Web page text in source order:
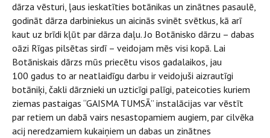
dārza vēsturi, ļaus ieskatīties botānikas un zinātnes pasaulē,
godināt dārza darbiniekus un aicinās svinēt svētkus, kā arī
kaut uz brīdi kļūt par dārza daļu. Jo Botānisko dārzu – dabas
oāzi Rīgas pilsētas sirdī – veidojam mēs visi kopā. Lai
Botāniskais dārzs mūs priecētu visos gadalaikos, jau
100 gadus to ar neatlaidīgu darbu ir veidojuši aizrautīgi
botāniķi, čakli dārznieki un uzticīgi palīgi, pateicoties kuriem
ziemas pastaigas “GAISMA TUMSĀ” instalācijas var vēstīt
par retiem un dabā vairs nesastopamiem augiem, par cilvēka
acij neredzamiem kukaiņiem un dabas un zinātnes